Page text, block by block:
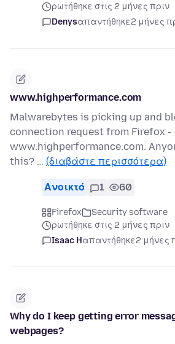
ρωτήθηκε στις 2 μήνες πριν
Denysαπαντήθηκε2 μήνες
www.highperformance.com
Malwarebytes is picking up and
connection request from Firefox -
www.highperformance.com.
this? … (διαβάστε περισσότερα)
Ανοικτό 1 60
Firefox
Security software
ρωτήθηκε στις 2 μήνες πριν
Isaac Hαπαντήθηκε2 μήνες
Why do I keep getting error
webpages?